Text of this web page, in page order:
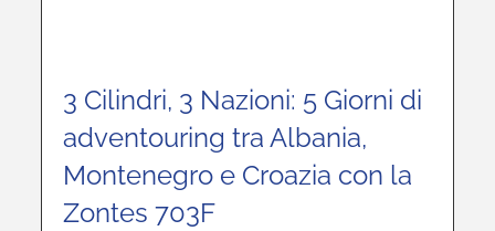
3 Cilindri, 3 Nazioni: 5 Giorni di
adventouring tra Albania,
Montenegro e Croazia con la
Zontes 703F